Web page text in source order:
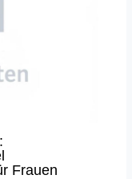
Frauen